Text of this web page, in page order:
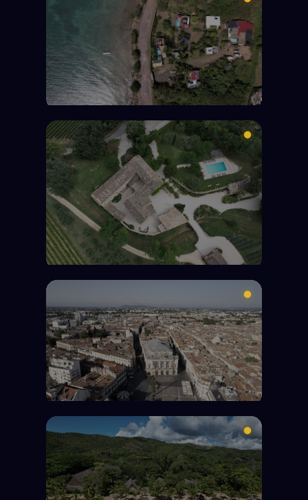
Martinique
Dom Nature
Domaine de Valbonne
Montpellier
Ville de Montpellier